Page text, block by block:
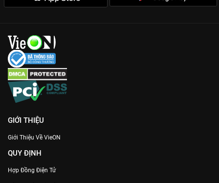
GIỚI THIỆU
Giới Thiệu Về VieON
QUY ĐỊNH
Hợp Đồng Điện Tử